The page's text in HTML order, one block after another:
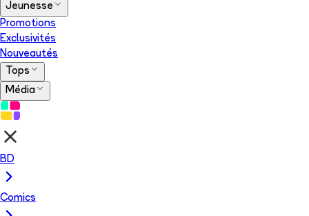
Jeunesse
Promotions
Exclusivités
Nouveautés
Tops
Média
BD
Comics